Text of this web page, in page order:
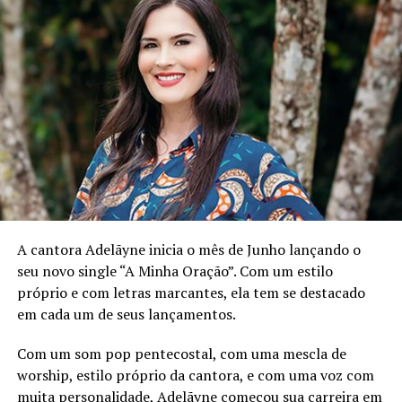
A Temática de “Adeus Mundo Cruel”:A música
explora os extremos que uma pessoa pode chegar
quando enfrenta o rompimento de um relacionamento.
Com uma letra envolvente, o refrão expressa a
Se não eu vou beber leite com manga, eu vou chupar
Mentos com Coca-Cola, cometo uma loucura se você
não volta!” A temática ressoa com quem já vivenciou as
complexidades emocionais de uma separação.
Disponibilidade em Todas as Plataformas Digitais:
Para a conveniência dos fãs, “Adeus Mundo Cruel” está
disponível em todas as plataformas digitais. A parceria
A cantora Adelãyne inicia o mês de Junho lançando o
seu novo single “A Minha Oração”. Com um estilo
próprio e com letras marcantes, ela tem se destacado
em cada um de seus lançamentos.
Com um som pop pentecostal, com uma mescla de
worship, estilo próprio da cantora, e com uma voz com
muita personalidade, Adelãyne começou sua carreira em